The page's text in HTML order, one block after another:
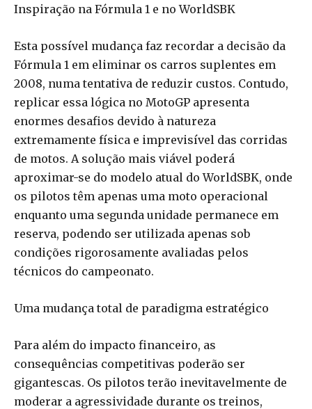
Inspiração na Fórmula 1 e no WorldSBK
Esta possível mudança faz recordar a decisão da
Fórmula 1 em eliminar os carros suplentes em
2008, numa tentativa de reduzir custos. Contudo,
replicar essa lógica no MotoGP apresenta
enormes desafios devido à natureza
extremamente física e imprevisível das corridas
de motos. A solução mais viável poderá
aproximar-se do modelo atual do WorldSBK, onde
os pilotos têm apenas uma moto operacional
enquanto uma segunda unidade permanece em
reserva, podendo ser utilizada apenas sob
condições rigorosamente avaliadas pelos
técnicos do campeonato.
Uma mudança total de paradigma estratégico
Para além do impacto financeiro, as
consequências competitivas poderão ser
gigantescas. Os pilotos terão inevitavelmente de
moderar a agressividade durante os treinos,